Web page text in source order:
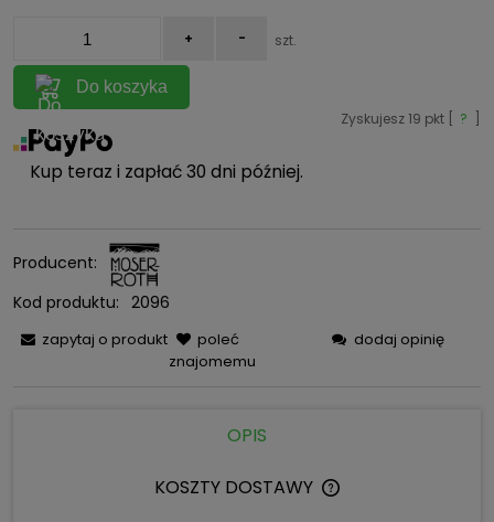
+ - szt.
Do koszyka
Zyskujesz 19 pkt [ ?
Kup teraz i zapłać 30 dni później.
Producent:
Kod produktu: 2096
zapytaj o produkt
poleć
znajomemu
dodaj opinię
OPIS
KOSZTY DOSTAWY